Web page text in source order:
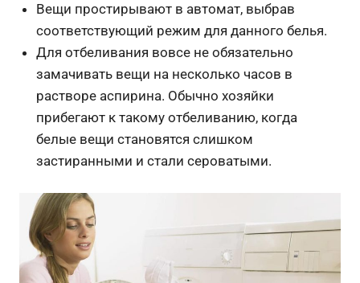
Вещи простирывают в автомат, выбрав
соответствующий режим для данного белья.
Для отбеливания вовсе не обязательно
замачивать вещи на несколько часов в
растворе аспирина. Обычно хозяйки
прибегают к такому отбеливанию, когда
белые вещи становятся слишком
застиранными и стали сероватыми.